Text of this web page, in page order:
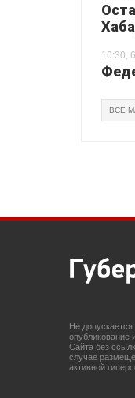
16:30,
ВСЕ
Не допускается
опубликование
Сайта без
случае
активной